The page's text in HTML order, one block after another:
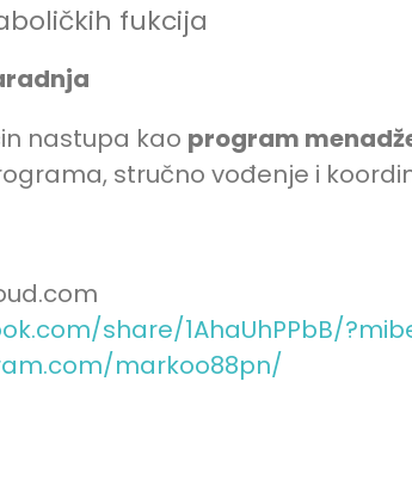
fukcija
nastupa kao program
stručno vođenje i
share/1AhaUhPPbB/
markoo88pn/